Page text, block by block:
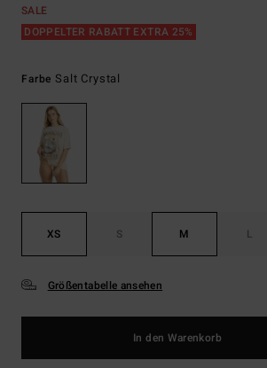
SALE
DOPPELTER RABATT EXTRA 25%
Farbe Salt Crystal
XS S M L
Größentabelle ansehen
In den Warenkorb